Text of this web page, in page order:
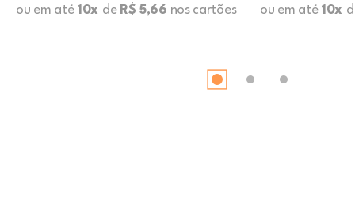
ou em até 10x de R$ 5,66 nos cartões
ou em até 10x